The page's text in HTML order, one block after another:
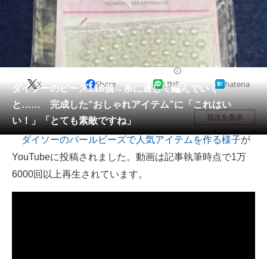
地域
教育・育児
リサーチ
会員記事
メディア
注目記事を集めた総合ページ
ITの今と未来を見通す
ダイソーのビーズ118個→糸に通して編んでいく
と…… 完成した“おしゃれアイテム”に「これはい
い！」「とても素敵ですね」
X Share LINE hatena
目次を表示
ダイソーのパールビーズで人気アイテムを作る様子が
YouTubeに投稿されました。動画は記事執筆時点で1万
6000回以上再生されています。